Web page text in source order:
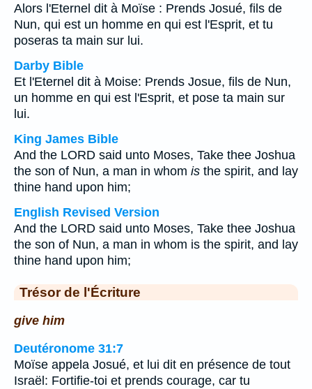
Alors l'Eternel dit à Moïse : Prends Josué, fils de
Nun, qui est un homme en qui est l'Esprit, et tu
poseras ta main sur lui.
Darby Bible
Et l'Eternel dit à Moise: Prends Josue, fils de Nun,
un homme en qui est l'Esprit, et pose ta main sur
lui.
King James Bible
And the LORD said unto Moses, Take thee Joshua
the son of Nun, a man in whom is the spirit, and lay
thine hand upon him;
English Revised Version
And the LORD said unto Moses, Take thee Joshua
the son of Nun, a man in whom is the spirit, and lay
thine hand upon him;
Trésor de l'Écriture
give him
Deutéronome 31:7
Moïse appela Josué, et lui dit en présence de tout
Israël: Fortifie-toi et prends courage, car tu